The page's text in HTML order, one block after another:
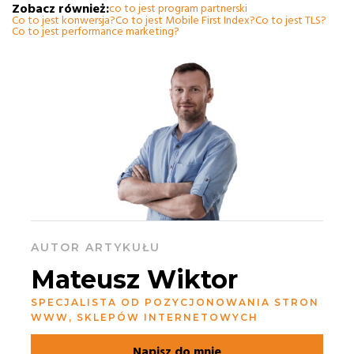
Zobacz również:co to jest program partnerski
Co to jest konwersja?Co to jest Mobile First Index?Co to jest TLS?
Co to jest performance marketing?
AUTOR ARTYKUŁU
Mateusz Wiktor
SPECJALISTA OD POZYCJONOWANIA STRON
WWW, SKLEPÓW INTERNETOWYCH